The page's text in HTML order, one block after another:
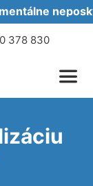
378 830